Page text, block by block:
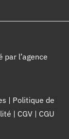
par l’agence
| Politique de
| CGV | CGU